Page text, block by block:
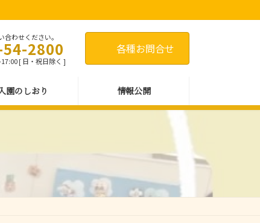
合わせください。
2800
[ 日・祝日除く ]
各種お問合せ
園のしおり 情報公開